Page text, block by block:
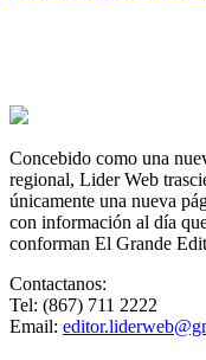
Concebido como una
regional, Lider Web
únicamente una nueva
con información al día
conforman El Grande
Contactanos:
Tel: (867) 711 2222
Email: